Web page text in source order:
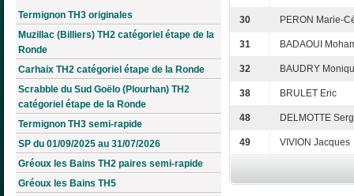
Termignon TH3 originales
Muzillac (Billiers) TH2 catégoriel étape de la
Ronde
Carhaix TH2 catégoriel étape de la Ronde
Scrabble du Sud Goëlo (Plourhan) TH2
catégoriel étape de la Ronde
Termignon TH3 semi-rapide
SP du 01/09/2025 au 31/07/2026
Gréoux les Bains TH2 paires semi-rapide
Gréoux les Bains TH5
30 PERON Marie-
31 BADAOUI
32 BAUDRY
38 BRULET Eric
48 DELMOTTE
49 VIVION Jacques